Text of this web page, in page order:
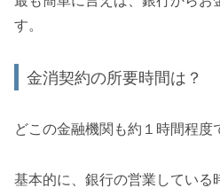
す。
金消契約の所要時間は？
どこの金融機関も約１時間程度
基本的に、銀行の営業している